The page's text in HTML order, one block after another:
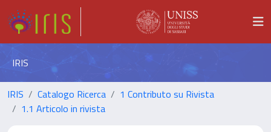
IRIS
IRIS Catalogo Ricerca
1 Contributo su Rivista
1.1 Articolo in rivista